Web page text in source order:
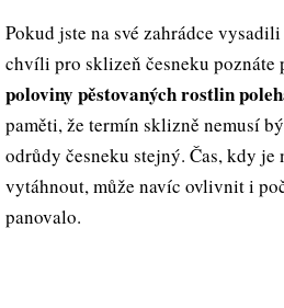
Pokud jste na své zahrádce
chvíli pro sklizeň česneku poznáte
poloviny pěstovaných rostlin
paměti, že termín sklizně nemusí
odrůdy česneku stejný. Čas, kdy
vytáhnout, může navíc ovlivnit i
panovalo.